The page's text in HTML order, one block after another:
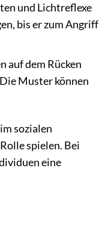
und Lichtreflexe
bis er zum Angriff
auf dem Rücken
Muster können
sozialen
spielen. Bei
eine